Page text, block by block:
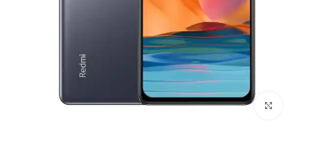
بزرگنمایی تصویر